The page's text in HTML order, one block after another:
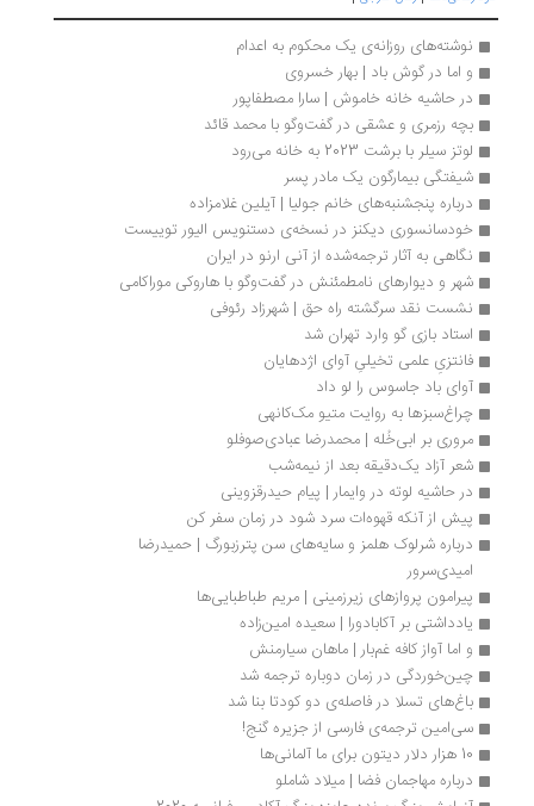
نوشته‌های روزانه‌‌ی یک محکوم به اعدام
و اما در گوش باد | بهار خسروی
در حاشیه خانه خاموش | سارا مصطفاپور
بچه رزمری و عشقی در گفت‌وگو با محمد قائد
لوتز سیلر با برشت 2023 به خانه می‌رود
شیفتگی بیمارگون یک مادر پسر
درباره پنجشنبه‌های خانم جولیا | آیلین غلامزاده
خودسانسوری دیکنز در نسخه‌ی دستنویس الیور توییست
نگاهی به آثار ترجمه‌شده از آنی ارنو در ایران
شهر و دیوارهای نامطمئنش در گفت‌وگو با هاروکی موراکامی
نشست نقد سرگشته راه حق | شهرزاد رئوفی
استاد بازی گو وارد تهران شد
فانتزیِ علمی تخیلیِ آوای اژدهایان
آوای باد جاسوس را لو داد
چراغ‌‌سبزها به روایت متیو مک‌کانهی
مروری بر ابی‌خُله | محمدرضا عبادی‌صوفلو
شعر آزاد یک‌دقیقه بعد از نیمه‌شب
در حاشیه لوته در وایمار | پیام حیدرقزوینی
پیش از آنکه قهوه‌ات سرد شود در زمان سفر کن
درباره شرلوک هلمز و سایه‌های سن پترزبورگ | حمیدرضا
امیدی‌سرور
پیرامون پروازهای زیرزمینی | مریم طباطبایی‌ها
یادداشتی بر آکابادورا | سعیده امین‌زاده
و اما آواز کافه غم‌بار | ماهان سیارمنش
چین‌خوردگی در زمان دوباره ترجمه شد
باغ‌های تسلا در فاصله‌ی دو کودتا بنا شد
سی‌امین ترجمه‌ی فارسی از جزیره گنج!
درباره مهاجمان فضا | میلاد شاملو